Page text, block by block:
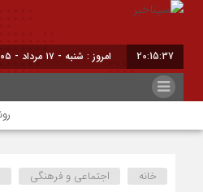
20:15:37 امروز : شنبه - ۱۷ مرداد - ۱۴۰۵
خانه اجتماعی و فرهنگی